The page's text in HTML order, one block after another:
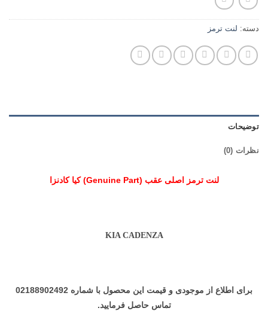
دسته: لنت ترمز
توضیحات
نظرات (0)
لنت ترمز اصلی عقب (Genuine Part) کیا کادنزا
KIA CADENZA
برای اطلاع از موجودی و قیمت این محصول با شماره 02188902492
تماس حاصل فرمایید.